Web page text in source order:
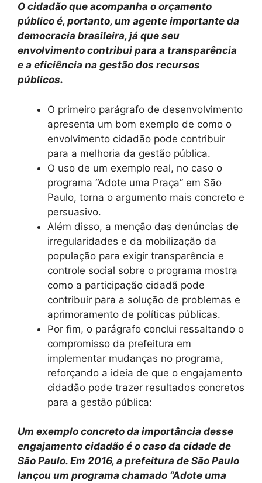
O cidadão que acompanha o orçamento
público é, portanto, um agente importante da
democracia brasileira, já que seu
envolvimento contribui para a transparência
e a eficiência na gestão dos recursos
públicos.
O primeiro parágrafo de desenvolvimento
apresenta um bom exemplo de como o
envolvimento cidadão pode contribuir
para a melhoria da gestão pública.
O uso de um exemplo real, no caso o
programa “Adote uma Praça” em São
Paulo, torna o argumento mais concreto e
persuasivo.
Além disso, a menção das denúncias de
irregularidades e da mobilização da
população para exigir transparência e
controle social sobre o programa mostra
como a participação cidadã pode
contribuir para a solução de problemas e
aprimoramento de políticas públicas.
Por fim, o parágrafo conclui ressaltando o
compromisso da prefeitura em
implementar mudanças no programa,
reforçando a ideia de que o engajamento
cidadão pode trazer resultados concretos
para a gestão pública:
Um exemplo concreto da importância desse
engajamento cidadão é o caso da cidade de
São Paulo. Em 2016, a prefeitura de São Paulo
lançou um programa chamado “Adote uma